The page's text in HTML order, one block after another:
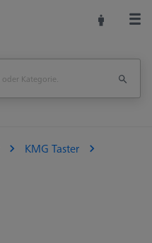
KMG Taster